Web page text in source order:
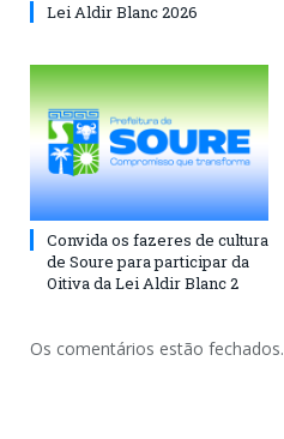
Lei Aldir Blanc 2026
Convida os fazeres de cultura
de Soure para participar da
Oitiva da Lei Aldir Blanc 2
Os comentários estão fechados.